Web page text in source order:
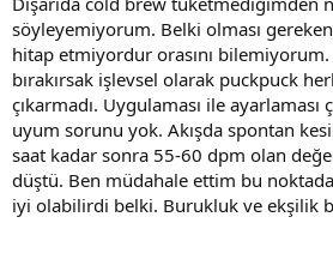
söyleyemiyorum. Belki olması
hitap etmiyordur orasını
bırakırsak işlevsel olarak puckpuck
çıkarmadı. Uygulaması ile ayarlaması
uyum sorunu yok. Akışda spontan
saat kadar sonra 55-60 dpm olan
düştü. Ben müdahale ettim bu
iyi olabilirdi belki. Burukluk ve ekşilik